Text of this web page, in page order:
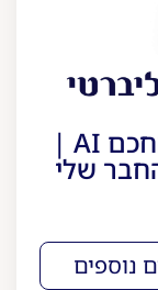
מייקי – הרובוט החברתי החכם AI |
שלי
נוספים